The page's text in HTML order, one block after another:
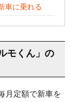
車に乗れる
モくん」の
月定額で新車を